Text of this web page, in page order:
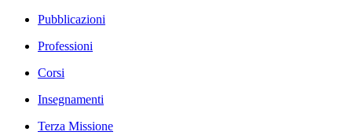
Pubblicazioni
Professioni
Corsi
Insegnamenti
Terza Missione